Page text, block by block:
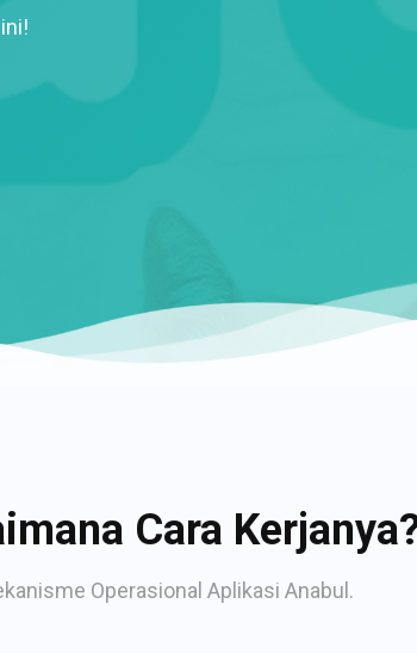
Cara
Operasional Aplikasi Anabul.